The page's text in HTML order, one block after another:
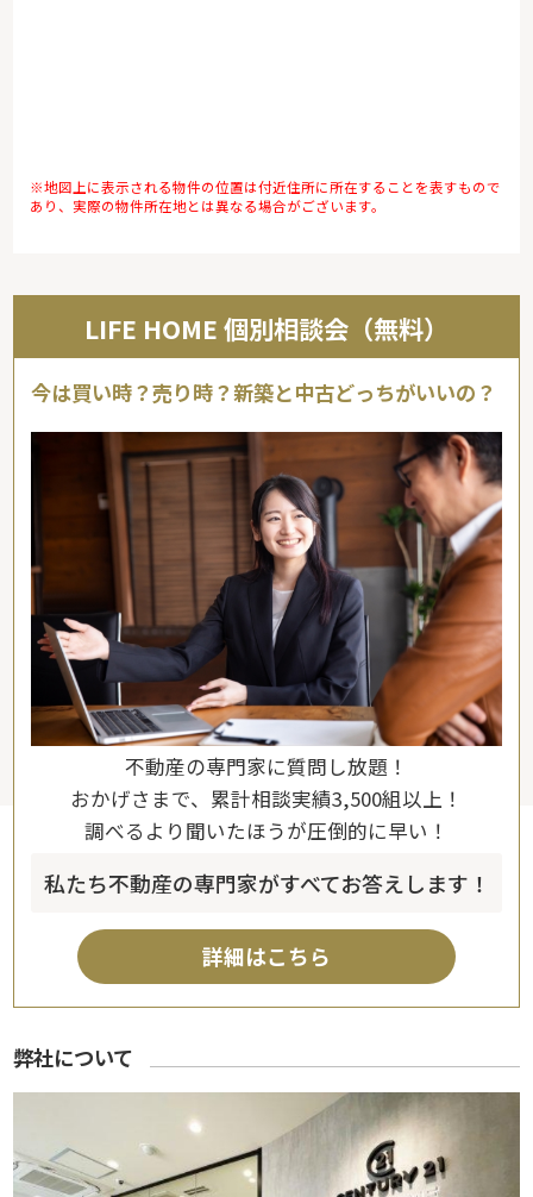
※地図上に表示される物件の位置は付近住所に所在することを表すもので
あり、実際の物件所在地とは異なる場合がございます。
LIFE HOME 個別相談会（無料）
今は買い時？売り時？新築と中古どっちがいいの？
不動産の専門家に質問し放題！
おかげさまで、累計相談実績3,500組以上！
調べるより聞いたほうが圧倒的に早い！
私たち不動産の専門家がすべてお答えします！
詳細はこちら
弊社について